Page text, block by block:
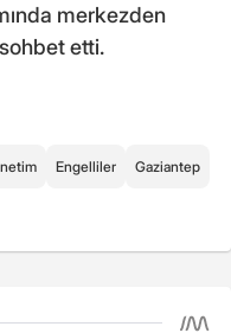
merkezden
etti.
Engelliler Gaziantep